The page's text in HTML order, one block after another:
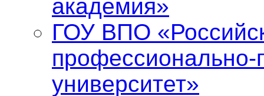
академия»
ГОУ ВПО
профессионально-
университет»